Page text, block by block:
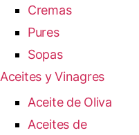
Cremas
Pures
Sopas
Aceites y Vinagres
Aceite de Oliva
Aceites de